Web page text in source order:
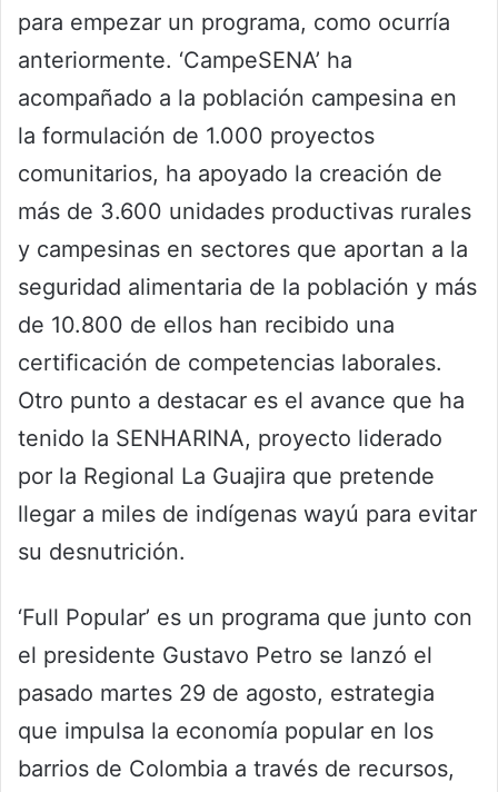
para empezar un programa, como ocurría
anteriormente. ‘CampeSENA’ ha
acompañado a la población campesina en
la formulación de 1.000 proyectos
comunitarios, ha apoyado la creación de
más de 3.600 unidades productivas rurales
y campesinas en sectores que aportan a la
seguridad alimentaria de la población y más
de 10.800 de ellos han recibido una
certificación de competencias laborales.
Otro punto a destacar es el avance que ha
tenido la SENHARINA, proyecto liderado
por la Regional La Guajira que pretende
llegar a miles de indígenas wayú para evitar
su desnutrición.
‘Full Popular’ es un programa que junto con
el presidente Gustavo Petro se lanzó el
pasado martes 29 de agosto, estrategia
que impulsa la economía popular en los
barrios de Colombia a través de recursos,